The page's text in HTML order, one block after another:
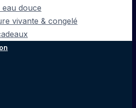
eau douce
vivante & congelé